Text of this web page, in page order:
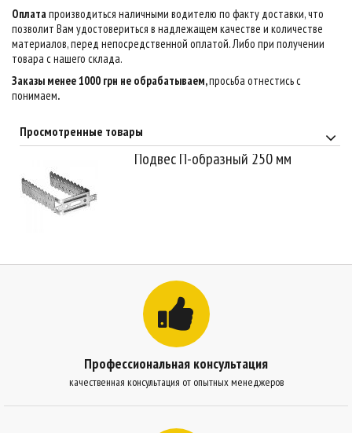
Оплатапроизводиться наличными водителю по факту доставки, что
позволит Вам удостовериться в надлежащем качестве и количестве
материалов, перед непосредственной оплатой. Либо при получении
товара с нашего склада.
Заказы менее 1000 грн не обрабатываем,просьба отнестись с
понимаем.
Просмотренные товары
Подвес П-образный 250 мм
Профессиональная консультация
качественная консультация от опытных менеджеров